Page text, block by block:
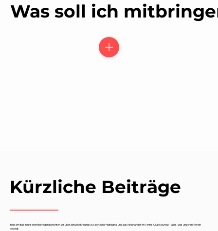
Was soll ich
Kürzliche Beiträge
Bleib am Ball: In unseren Beiträgen berichten wir über aktuelle Ereignisse, sportliche Highlights und das Miteinander im Tennis Club Neureut – alles, was unseren Verein
bewegt.